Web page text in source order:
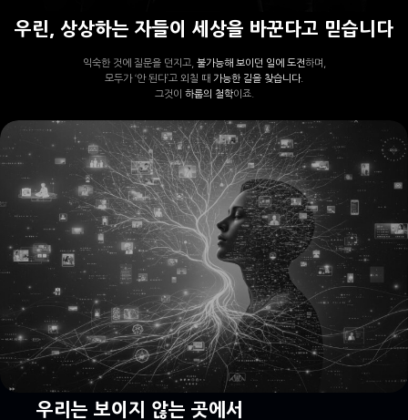
우린, 상상하는 자들이 세상을 바꾼다고 믿습니다
익숙한 것에 질문을 던지고, 불가능해 보이던 일에 도전하며,
모두가 ‘안 된다’고 외칠 때 가능한 길을 찾습니다.
그것이 하룹의 철학이죠.
우리는 보이지 않는 곳에서